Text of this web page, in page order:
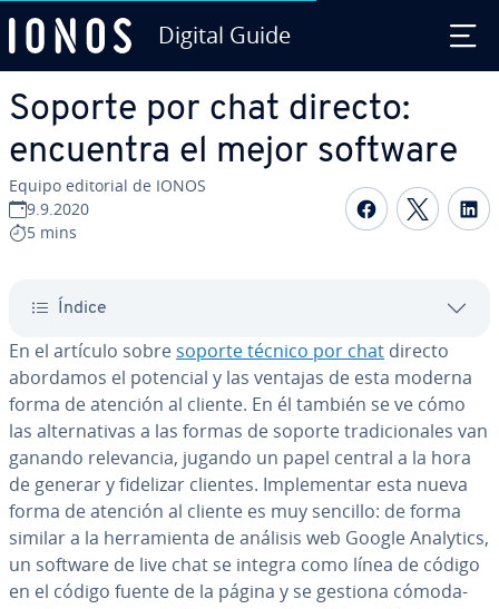
Digital Guide
Soporte por chat directo:
encuentra el mejor software
Equipo editorial de IONOS
9.9.2020
5 mins
Compartir
Índice
En el artículo sobre soporte técnico por chat directo
abordamos el potencial y las ventajas de esta moderna
forma de atención al cliente. En él también se ve cómo
las al­te­r­na­ti­vas a las formas de soporte tra­di­cio­na­les van
ganando re­le­va­n­cia, jugando un papel central a la hora
de generar y fidelizar clientes. Im­ple­me­n­tar esta nueva
forma de atención al cliente es muy sencillo: de forma
similar a la he­rra­mie­n­ta de análisis web Google Analytics,
un software de live chat se integra como línea de código
en el código fuente de la página y se gestiona có­mo­da­